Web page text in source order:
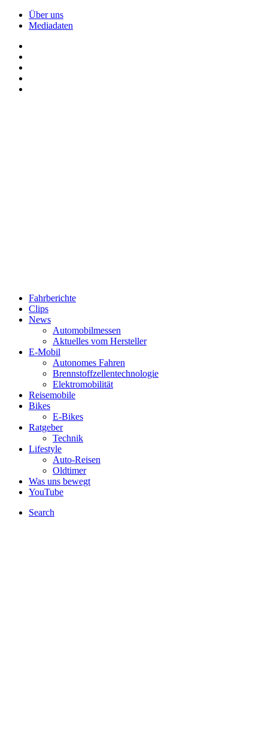
Über uns
Mediadaten
Fahrberichte
Clips
News
Automobilmessen
Aktuelles vom Hersteller
E-Mobil
Autonomes Fahren
Brennstoffzellentechnologie
Elektromobilität
Reisemobile
Bikes
E-Bikes
Ratgeber
Technik
Lifestyle
Auto-Reisen
Oldtimer
Was uns bewegt
YouTube
Search